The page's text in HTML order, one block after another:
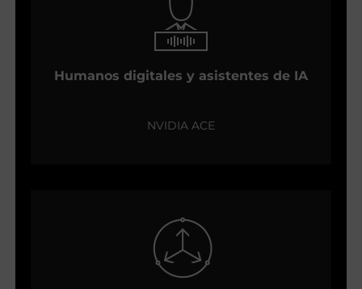
Humanos digitales y asistentes de IA
NVIDIA ACE